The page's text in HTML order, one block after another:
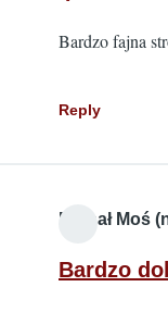
Bardzo fajna
Reply
Michał Moś
Bardzo